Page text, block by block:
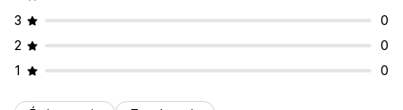
3
0
2
0
1
0